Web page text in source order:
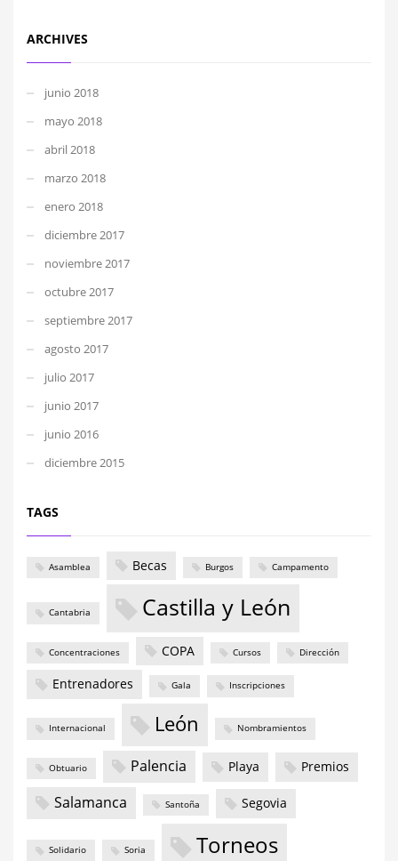
ARCHIVES
junio 2018
mayo 2018
abril 2018
marzo 2018
enero 2018
diciembre 2017
noviembre 2017
octubre 2017
septiembre 2017
agosto 2017
julio 2017
junio 2017
junio 2016
diciembre 2015
TAGS
Asamblea Becas Burgos Campamento
Cantabria Castilla y León
Concentraciones COPA Cursos Dirección
Entrenadores Gala Inscripciones
Internacional León Nombramientos
Obtuario Palencia Playa Premios
Salamanca Santoña Segovia
Solidario Soria Torneos